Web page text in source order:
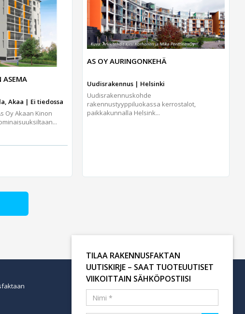
ASEMA
Akaa | Ei tiedossa
Oy Akaan Kinon
AS OY AURINGONKEHÄ
Uudisrakennus | Helsinki
Uudisrakennuskohde
rakennustyyppiluokassa kerrostalot,
paikkakunnalla Helsink...
TILAA RAKENNUSFAKTAN
UUTISKIRJE – SAAT TUOTEUUTISET
VIIKOITTAIN SÄHKÖPOSTIISI